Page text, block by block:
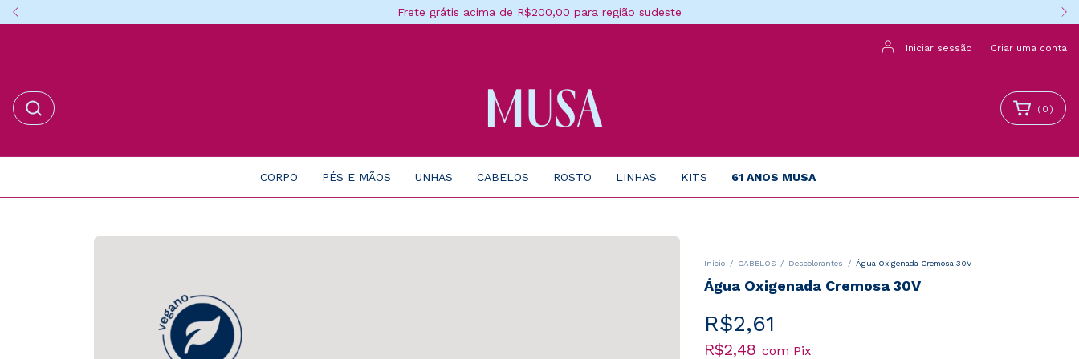
Iniciar sessão Criar uma conta
Frete grátis acima de R$200,00 para região sudeste
( 0 )
CORPO PÉS E MÃOS UNHAS CABELOS ROSTO LINHAS KITS 61 ANOS MUSA
Início / CABELOS / Descolorantes / Água Oxigenada Cremosa 30V
Água Oxigenada Cremosa 30V
R$2,61
R$2,48 com Pix